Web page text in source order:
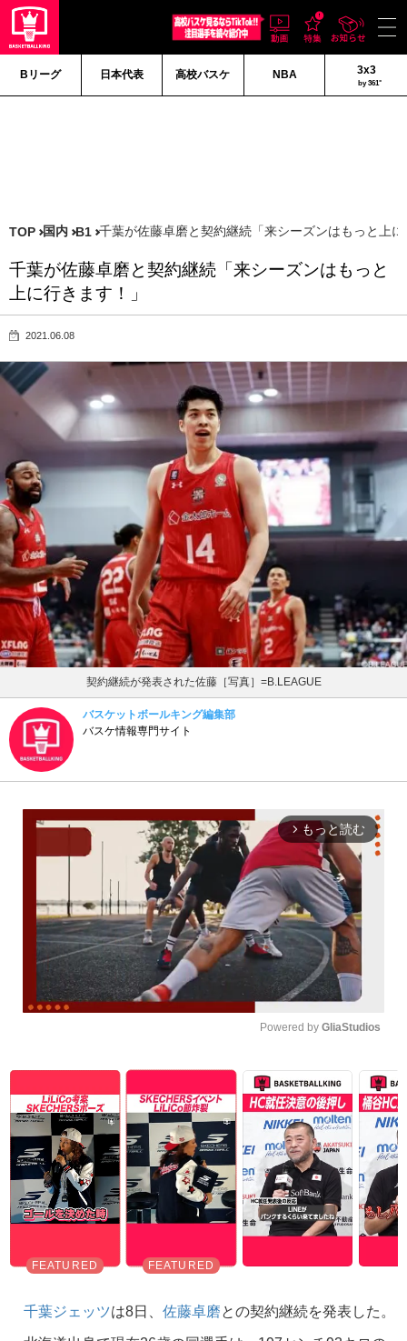
Bリーグ 日本代表 高校バスケ NBA 3x3
by 361°
TOP 国内 B1 千葉が佐藤卓磨と契約継続「来シーズンはもっと上
千葉が佐藤卓磨と契約継続「来シーズンはもっと
上に行きます！」
2021.06.08
契約継続が発表された佐藤［写真］=B.LEAGUE
バスケットボールキング編集部
バスケ情報専門サイト
arrow_forward_ios もっと読む
Powered by GliaStudios
千葉ジェッツは8日、 佐藤卓磨との契約継続を発表した。